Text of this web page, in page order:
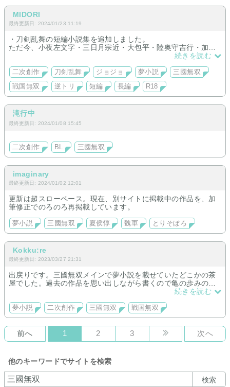
MIDORI
最終更新日: 2024/01/23 11:19
・刀剣乱舞の短編小説集を追加しました。
ただ今、小夜左文字・三日月宗近・大包平・陸奥守吉行・加州
清光・大倶利伽羅・燭台切光忠・膝丸・山姥切長義・大般若長
広・太鼓鐘貞宗・へし切長谷部・蜂須賀虎徹・歌仙兼定・白山
吉光・不動行光・篭手切江・平野藤四郎・肥前忠広・山姥切国
広・今剣・御手杵・蜻蛉切・宗三左文字・乱藤四郎・巴形薙
刀・薬研藤四郎・厚藤四郎・明石国行・南海太郎朝尊・蛍丸・
江雪左文字・浦島虎徹・骨喰藤四郎・小竜景光・長曽祢虎徹・
同田貫正国・髭切・大和守安定・一期一振・信濃藤四郎・数珠
丸恒次・鶴丸国永・山鳥毛・堀川国広・桑名江・小豆長光・前
五月雨江・鳴狐・五虎退・地蔵行平・古今伝授の太刀・水心子
正秀・秋田藤四郎・鶯丸・大千鳥十文字槍・物吉貞宗・岩融・
・ジョジョの逆トリップでリゾットの話を追加しました。
・ギャラリーにリゾットの話を追加しました。
・三國無双の短編小説に夏侯淵の話、龐徳の話、徐晃の話、太
史慈の話を追加しました。
・三國無双の長編小説を追加しました。呂布軍から始まりま
・戦国無双の短編小説に真田幸村の話、浅井長政の話、毛利元
就の話、明智光秀の話、石田三成の話(※R18)を追加しました。
・逆トリップ短編小説に真田幸村の話、真田信之の話、黒田官
兵衛の話、島津豊久の話を追加しました。
・逆トリップ長編小説を追加しました。本多忠勝の話です。
・スキを押して下さった方へのお礼に小説(島津義弘・ガラシ
ャ・福島正則)を追加しました。
続きを読む
二次創作 刀剣乱舞 ジョジョ 夢小説
三國無双
戦国無双
逆トリ 短編 長編 R18
滝行中
最終更新日: 2024/01/08 15:45
二次創作 BL 三國無双
imaginary
最終更新日: 2024/01/02 12:01
更新は超スローペース。現在、別サイトに掲載中の作品を、加
筆修正でのろのろ再掲載しています。
夢小説 三國無双 夏侯惇 魏軍 とりそぼろ
Kokku:re
最終更新日: 2023/03/27 21:31
出戻りです。三國無双メインで夢小説を載せていたどこかの茶
屋でした。過去の作品を思い出しながら書くので亀の歩みのご
とく更新が遅いと思われます。作品ができるまで非公開状態で
続きを読む
夢小説 二次創作 三國無双 戦国無双
前へ 1 2 3 次へ
他のキーワードでサイトを検索
検索